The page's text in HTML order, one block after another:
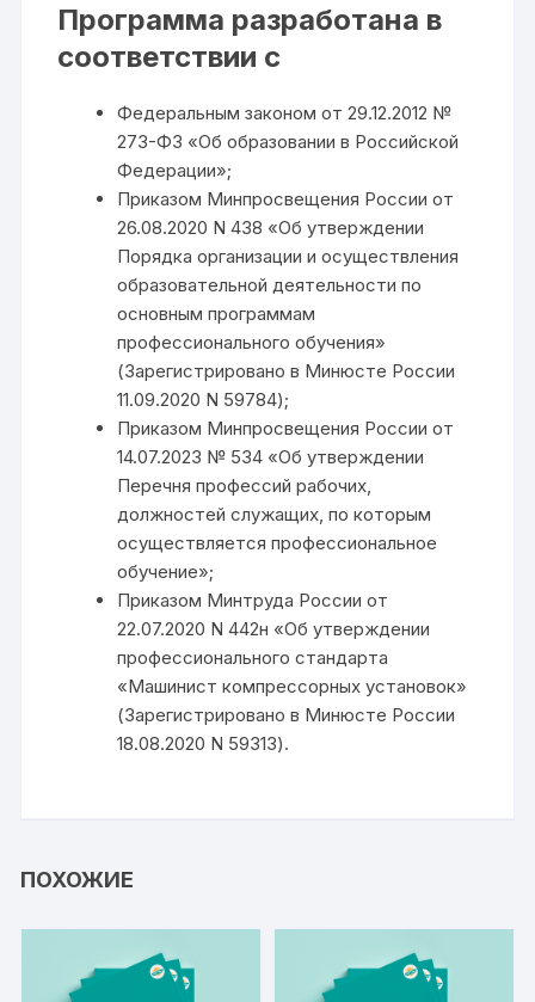
Программа разработана в
соответствии с
Федеральным законом от 29.12.2012 №
273-ФЗ «Об образовании в Российской
Федерации»;
Приказом Минпросвещения России от
26.08.2020 N 438 «Об утверждении
Порядка организации и осуществления
образовательной деятельности по
основным программам
профессионального обучения»
(Зарегистрировано в Минюсте России
11.09.2020 N 59784);
Приказом Минпросвещения России от
14.07.2023 № 534 «Об утверждении
Перечня профессий рабочих,
должностей служащих, по которым
осуществляется профессиональное
обучение»;
Приказом Минтруда России от
22.07.2020 N 442н «Об утверждении
профессионального стандарта
«Машинист компрессорных установок»
(Зарегистрировано в Минюсте России
18.08.2020 N 59313).
ПОХОЖИЕ